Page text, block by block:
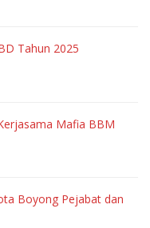
Tahun 2025
Mafia BBM
Boyong Pejabat dan